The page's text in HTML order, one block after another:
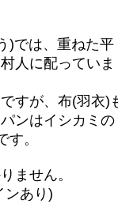
)では、重ねた平
人に配っていま
すが、布(羽衣)
ンはイシカミの
。
ません。
ンあり)